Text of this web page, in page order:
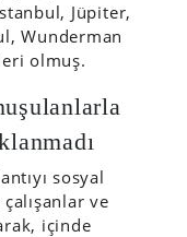
Jüpiter,
Wunderman
olmuş.
sosyal
ve
içinde